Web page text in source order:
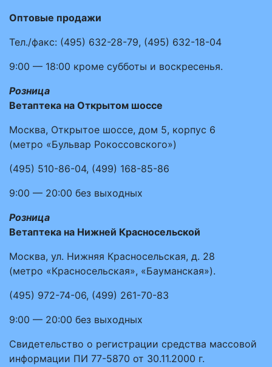
Оптовые продажи
Тел./факс: (495) 632-28-79, (495) 632-18-04
9:00 — 18:00 кроме субботы и воскресенья.
Розница
Ветаптека на Открытом шоссе
Москва, Открытое шоссе, дом 5, корпус 6
(метро «Бульвар Рокоссовского»)
(495) 510-86-04, (499) 168-85-86
9:00 — 20:00 без выходных
Розница
Ветаптека на Нижней Красносельской
Москва, ул. Нижняя Красносельская, д. 28
(метро «Красносельская», «Бауманская»).
(495) 972-74-06, (499) 261-70-83
9:00 — 20:00 без выходных
Свидетельство о регистрации средства массовой
информации ПИ 77-5870 от 30.11.2000 г.